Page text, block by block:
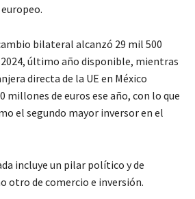
bilateral alcanzó 29 mil 500
último año disponible, mientras
directa de la UE en México
millones de euros ese año, con lo que
el segundo mayor inversor en el
incluye un pilar político y de
otro de comercio e inversión.